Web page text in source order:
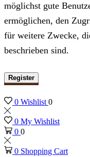
möglichst gute
ermöglichen, den
für weitere Zwecke,
beschrieben sind.
Register
0 Wishlist 0
0 My Wishlist
0 0
0 Shopping Cart